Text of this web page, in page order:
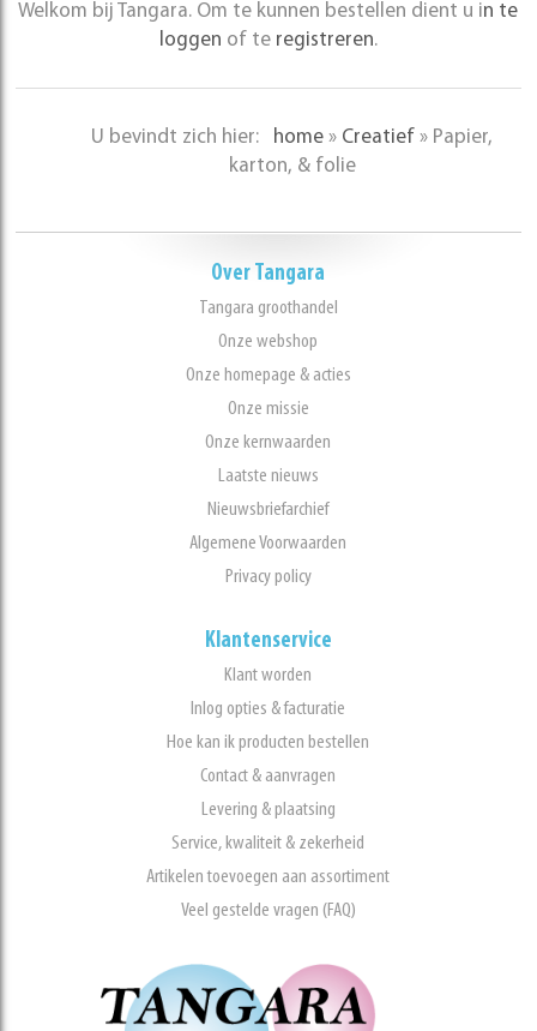
Welkom bij Tangara. Om te kunnen bestellen dient u in te
loggen of te registreren.
U bevindt zich hier: home » Creatief » Papier,
karton, & folie
Over Tangara
Tangara groothandel
Onze webshop
Onze homepage & acties
Onze missie
Onze kernwaarden
Laatste nieuws
Nieuwsbriefarchief
Algemene Voorwaarden
Privacy policy
Klantenservice
Klant worden
Inlog opties & facturatie
Hoe kan ik producten bestellen
Contact & aanvragen
Levering & plaatsing
Service, kwaliteit & zekerheid
Artikelen toevoegen aan assortiment
Veel gestelde vragen (FAQ)